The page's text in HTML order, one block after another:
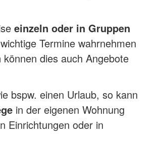
einzeln oder in Gruppen
Termine wahrnehmen
dies auch Angebote
bspw. einen Urlaub, so kann
in der eigenen Wohnung
Einrichtungen oder in